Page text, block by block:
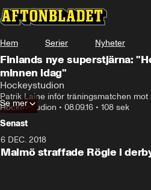
Hem Serier Nyheter
Finlands nye superstjärna:
minnen idag"
Hockeystudion
Patrik Laine inför träningsmatchen mot
Hockeystudion • 08.09.16 • 108 sek
Se mer
Senast
6 DEC. 2018
Malmö straffade Rögle i